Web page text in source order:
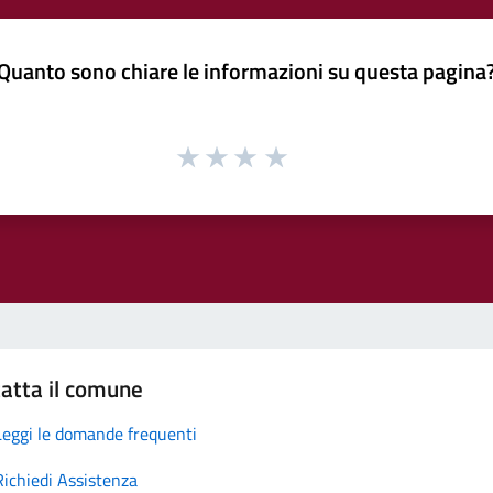
sono chiare le informazioni su questa
il comune
le domande frequenti
Assistenza